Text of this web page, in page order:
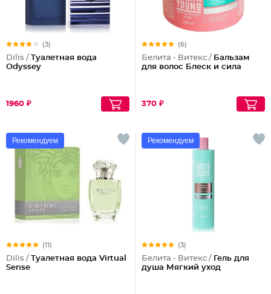
(3)
Dilis / Туалетная вода
Odyssey
1960 ₽
(6)
Белита - Витекс / Бальзам
для волос Блеск и сила
370 ₽
Рекомендуем
(11)
Dilis / Туалетная вода Virtual
Sense
Рекомендуем
(3)
Белита - Витекс / Гель для
душа Мягкий уход